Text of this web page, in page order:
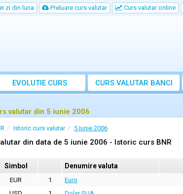
zi din luna Preluare curs valutar Curs valutar online
EVOLUTIE CURS CURS VALUTAR BANCI
valutar din 5 iunie 2006
Istoric curs valutar 5 Iunie 2006
din data de 5 iunie 2006 - Istoric curs BNR
Simbol Denumire valuta
EUR 1 Euro